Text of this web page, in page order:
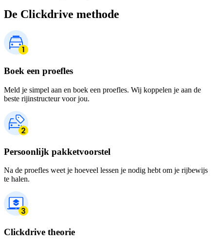
De Clickdrive methode
Boek een proefles
Meld je simpel aan en boek een proefles. Wij koppelen je aan de
beste rijinstructeur voor jou.
Persoonlijk pakketvoorstel
Na de proefles weet je hoeveel lessen je nodig hebt om je rijbewijs
te halen.
Clickdrive theorie